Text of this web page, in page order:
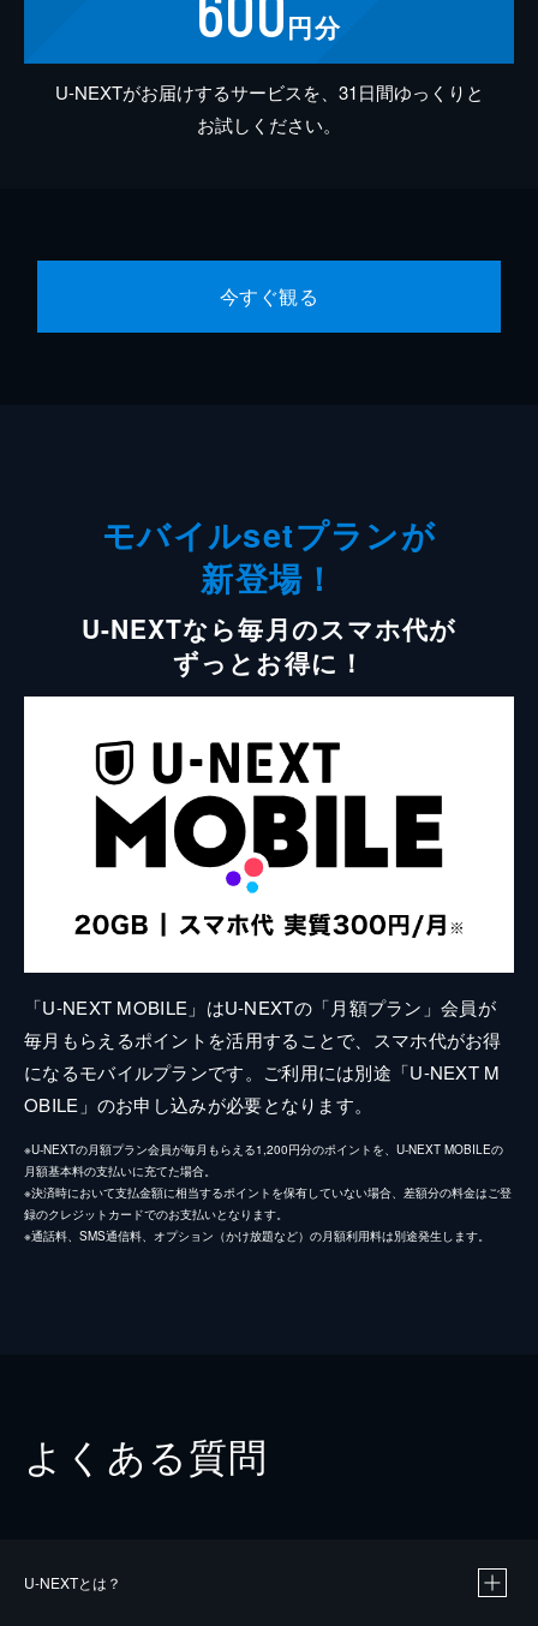
円分
U-NEXTがお届けするサービスを、31日間ゆっくりと
お試しください。
今すぐ観る
モバイルsetプランが
新登場！
U-NEXTなら毎月のスマホ代が
ずっとお得に！
「U-NEXT MOBILE」はU-NEXTの「月額プラン」会員が
毎月もらえるポイントを活用することで、スマホ代がお得
になるモバイルプランです。ご利用には別途「U-NEXT M
OBILE」のお申し込みが必要となります。
※U-NEXTの月額プラン会員が毎月もらえる1,200円分のポイントを、U-NEXT MOBILEの
月額基本料の支払いに充てた場合。
※決済時において支払金額に相当するポイントを保有していない場合、差額分の料金はご登
録のクレジットカードでのお支払いとなります。
※通話料、SMS通信料、オプション（かけ放題など）の月額利用料は別途発生します。
よくある質問
U-NEXTとは？